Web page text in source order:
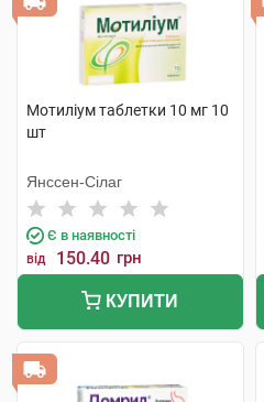
Мотиліум таблетки 10 мг 10
шт
Янссен-Сілаг
Є в наявності
від 150.40 грн
КУПИТИ